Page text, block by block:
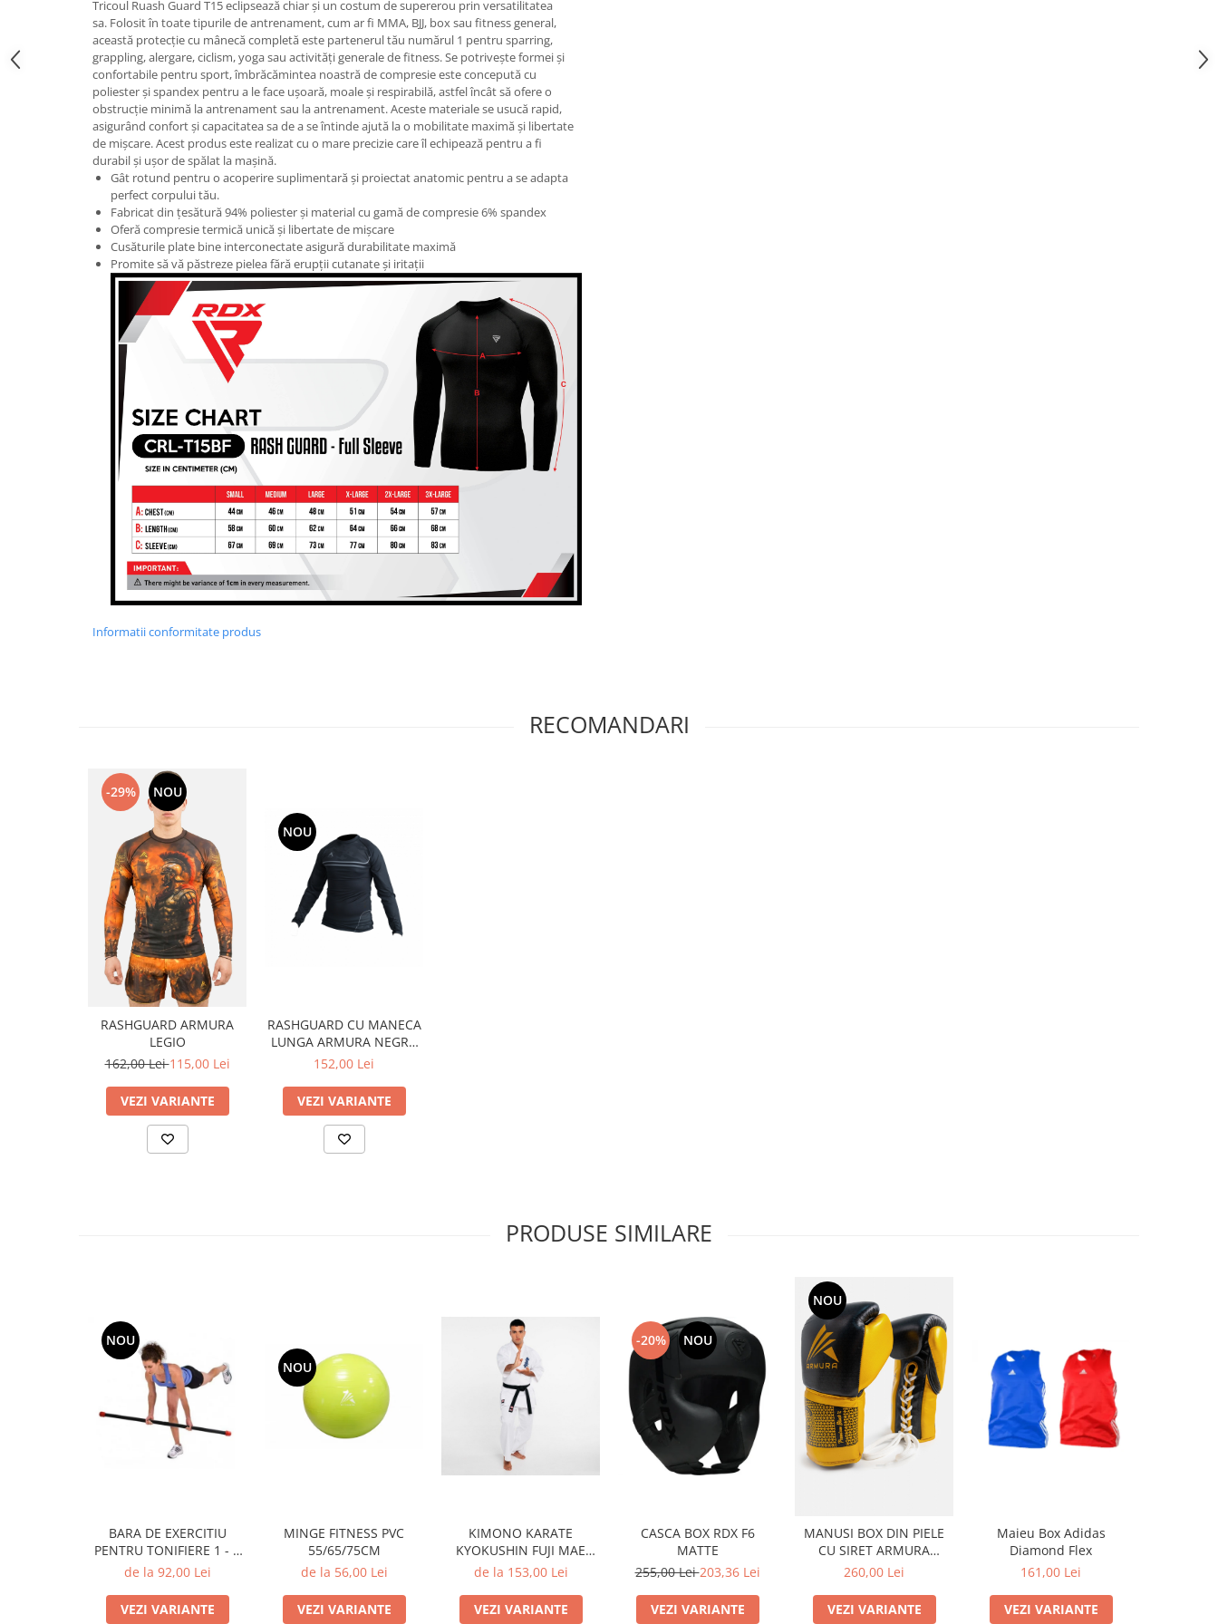
Tricoul Ruash Guard T15 eclipsează chiar și un costum de supererou prin versatilitatea
sa. Folosit în toate tipurile de antrenament, cum ar fi MMA, BJJ, box sau fitness general,
această protecție cu mânecă completă este partenerul tău numărul 1 pentru sparring,
grappling, alergare, ciclism, yoga sau activități generale de fitness. Se potrivește formei și
confortabile pentru sport, îmbrăcămintea noastră de compresie este concepută cu
poliester și spandex pentru a le face ușoară, moale și respirabilă, astfel încât să ofere o
obstrucție minimă la antrenament sau la antrenament. Aceste materiale se usucă rapid,
asigurând confort și capacitatea sa de a se întinde ajută la o mobilitate maximă și libertate
de mișcare. Acest produs este realizat cu o mare precizie care îl echipează pentru a fi
durabil și ușor de spălat la mașină.
Gât rotund pentru o acoperire suplimentară și proiectat anatomic pentru a se adapta
perfect corpului tău.
Fabricat din țesătură 94% poliester și material cu gamă de compresie 6% spandex
Oferă compresie termică unică și libertate de mișcare
Cusăturile plate bine interconectate asigură durabilitate maximă
Promite să vă păstreze pielea fără erupții cutanate și iritații
Informatii conformitate produs
RECOMANDARI
-29% NOU
RASHGUARD ARMURA
LEGIO
162,00 Lei115,00 Lei
VEZI VARIANTE
NOU
RASHGUARD CU MANECA
LUNGA ARMURA NEGRU
SILVER COLLECTION
152,00 Lei
VEZI VARIANTE
PRODUSE SIMILARE
NOU
BARA DE EXERCITIU
PENTRU TONIFIERE 1 - 5
KG
de la 92,00 Lei
VEZI VARIANTE
NOU
MINGE FITNESS PVC
55/65/75CM
de la 56,00 Lei
VEZI VARIANTE
KIMONO KARATE
KYOKUSHIN FUJI MAE
BASIC
de la 153,00 Lei
VEZI VARIANTE
-20% NOU
CASCA BOX RDX F6
MATTE
255,00 Lei203,36 Lei
VEZI VARIANTE
NOU
MANUSI BOX DIN PIELE
CU SIRET ARMURA
PREMIUM 2.0
260,00 Lei
VEZI VARIANTE
Maieu Box Adidas
Diamond Flex
161,00 Lei
VEZI VARIANTE